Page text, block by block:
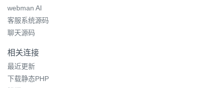
webman AI
客服系统源码
聊天源码
相关连接
最近更新
下载静态PHP